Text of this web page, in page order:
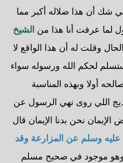
شك أن هذا ضلاله أكبر مما
لما عرفت أنا هذا من الشيخ
وقلت له أن هذا الواقع لا
لحكم الله ورسوله سواء
أولا وبهذه المناسبة
اللي روى نهي الرسول عن
نحن بدنا الإيمان قال
عليه وسلم عن المزارعة وقد
وهو موجود في صحيح مسلم